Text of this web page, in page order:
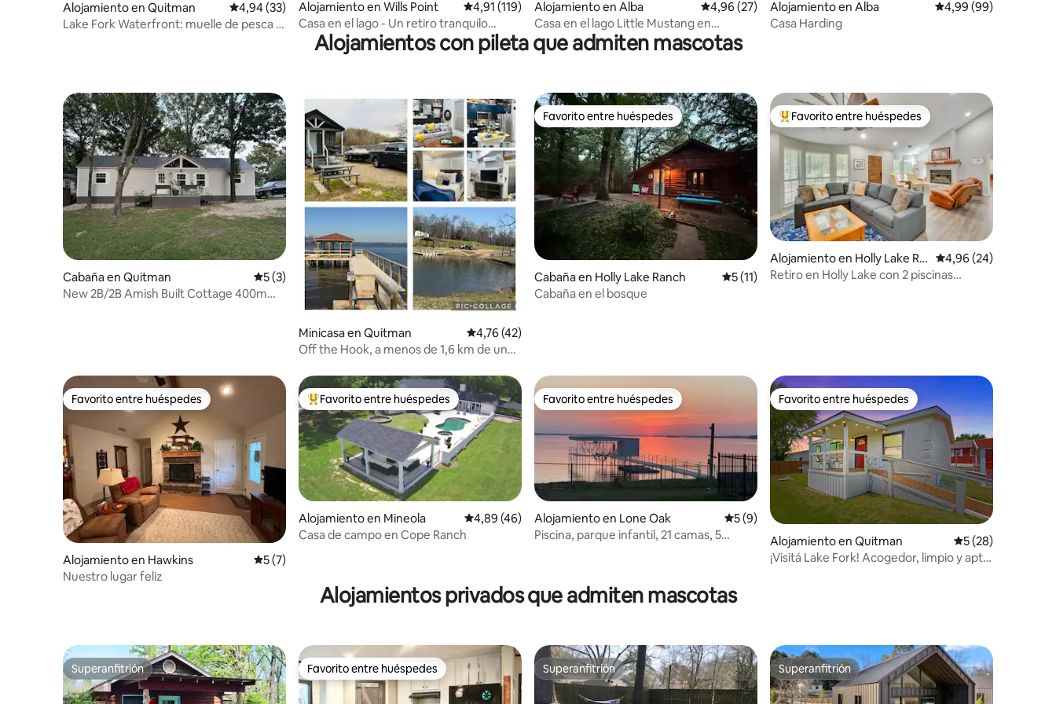
Alojamiento en Quitman Calificación promedio: 4,94 de 5. 33 evaluaciones
4,94 (33)
Lake Fork Waterfront: muelle de pesca y
Alojamiento en Wills Point Calificación promedio: 4,91 de 5. 119 evaluaciones
4,91 (119)
Casa en el lago - Un retiro tranquilo
frente al agua - 5 dormitorios, 3 baños
Alojamiento en Alba Calificación promedio: 4,96 de 5. 27 evaluaciones
4,96 (27)
Casa en el lago Little Mustang en
Lake Fork
Alojamiento en Alba Calificación
4,99 (99)
Casa Harding
Alojamientos con pileta que admiten mascotas
Cabaña en Quitman Calificación promedio: 5 de 5. 3 evaluaciones
5 (3)
New 2B/2B Amish Built Cottage 400m
Minicasa en Quitman
Calificación promedio: 4,76 de 5. 42 evaluaciones
4,76 (42)
Off the Hook, a menos de 1,6 km de una
Favorito entre huéspedes
Favorito entre huéspedes
Cabaña en Holly Lake Ranch Calificación promedio: 5 de 5. 11 evaluaciones
5 (11)
Cabaña en el bosque
Favorito entre los huéspedes más destacados
Favorito entre huéspedes
Alojamiento en Holly Lake Ra
nch
Calificación
4,96 (24)
Retiro en Holly Lake con 2 piscinas
Favorito entre huéspedes
Favorito entre huéspedes
Alojamiento en Hawkins Calificación promedio: 5 de 5. 7 evaluaciones
5 (7)
Nuestro lugar feliz
Favorito entre los huéspedes más destacados
Favorito entre huéspedes
Alojamiento en Mineola Calificación promedio: 4,89 de 5. 46 evaluaciones
4,89 (46)
Casa de campo en Cope Ranch
Favorito entre huéspedes
Favorito entre huéspedes
Alojamiento en Lone Oak Calificación promedio: 5 de 5. 9 evaluaciones
5 (9)
Piscina, parque infantil, 21 camas, 5
Favorito entre huéspedes
Favorito entre huéspedes
Alojamiento en Quitman Calificación
5 (28)
¡Visitá Lake Fork! Acogedor, limpio y apto
Alojamientos privados que admiten mascotas
Superanfitrión
Superanfitrión Favorito entre huéspedes
Favorito entre huéspedes Superanfitrión
Superanfitrión Superanfitrión
Superanfitrión